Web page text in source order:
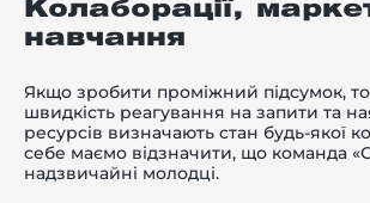
Колаборації,
навчання
Якщо зробити проміжний підсумок, то
швидкість реагування на запити та
ресурсів визначають стан будь-якої
себе маємо відзначити, що команда
надзвичайні молодці.